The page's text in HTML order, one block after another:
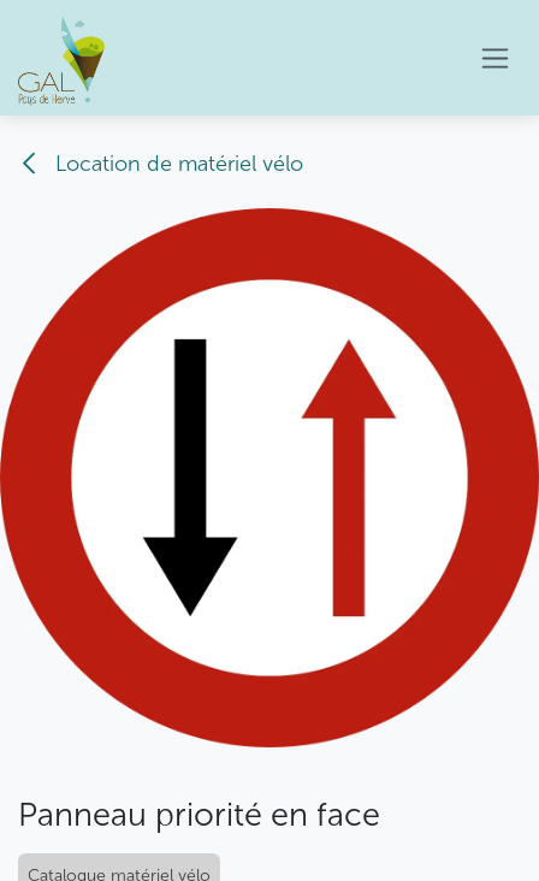
Se rendre au contenu
Location de matériel vélo
Panneau priorité en face
Catalogue matériel vélo